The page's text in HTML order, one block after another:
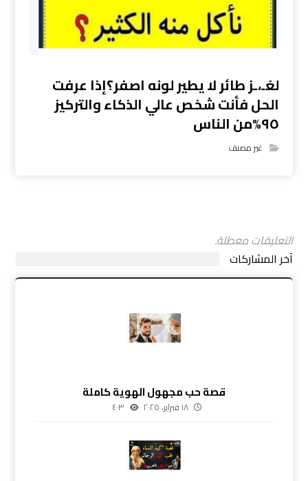
لغـ،ـز طائر لا يطير لونه اصفر؟إذا عرفت
الحل فأنت شخص عالي الذكاء والتركيز
٩٥%من الناس
غير مصنف
التعليقات معطلة.
آخر المشاركات
قصة حب مجهول الهوية كاملة
١٨ فبراير، ٢٠٢٥ ٤٠٣